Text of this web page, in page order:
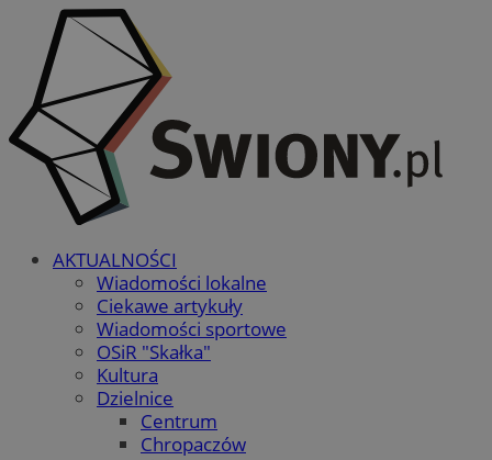
AKTUALNOŚCI
Wiadomości lokalne
Ciekawe artykuły
Wiadomości sportowe
OSiR "Skałka"
Kultura
Dzielnice
Centrum
Chropaczów